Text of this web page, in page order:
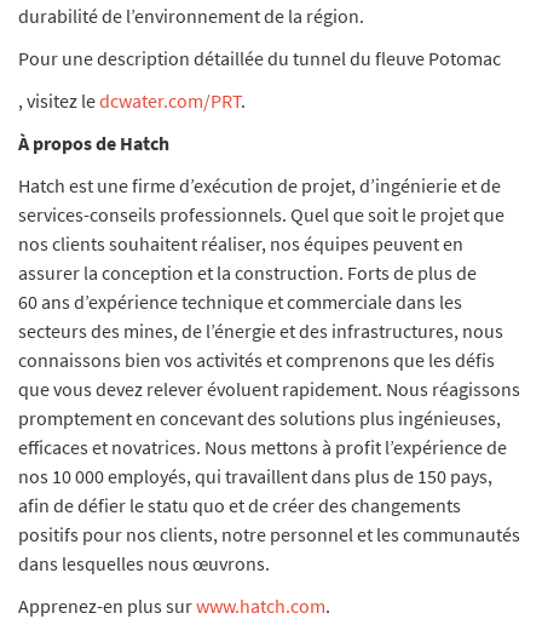
durabilité de l’environnement de la région.
Pour une description détaillée du tunnel du fleuve Potomac
, visitez ledcwater.com/PRT.
À propos de Hatch
Hatch est une firme d’exécution de projet, d’ingénierie et de
services-conseils professionnels. Quel que soit le projet que
nos clients souhaitent réaliser, nos équipes peuvent en
assurer la conception et la construction. Forts de plus de
60 ans d’expérience technique et commerciale dans les
secteurs des mines, de l’énergie et des infrastructures, nous
connaissons bien vos activités et comprenons que les défis
que vous devez relever évoluent rapidement. Nous réagissons
promptement en concevant des solutions plus ingénieuses,
efficaces et novatrices. Nous mettons à profit l’expérience de
nos 10 000 employés, qui travaillent dans plus de 150 pays,
afin de défier le statu quo et de créer des changements
positifs pour nos clients, notre personnel et les communautés
dans lesquelles nous œuvrons.
Apprenez-en plus surwww.hatch.com.